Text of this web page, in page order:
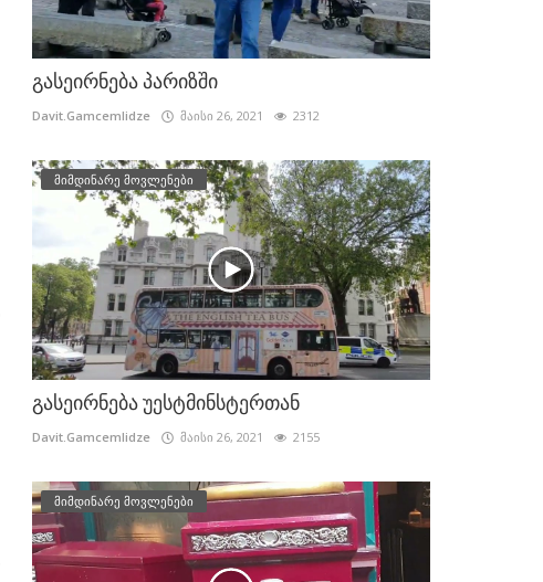
გასეირნება პარიზში
Davit.Gamcemlidze მაისი 26, 2021 2312
მიმდინარე მოვლენები
გასეირნება უესტმინსტერთან
Davit.Gamcemlidze მაისი 26, 2021 2155
მიმდინარე მოვლენები